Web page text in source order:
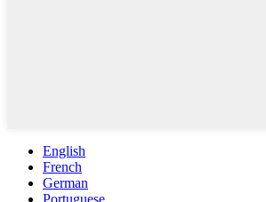
English
French
German
Portuguese